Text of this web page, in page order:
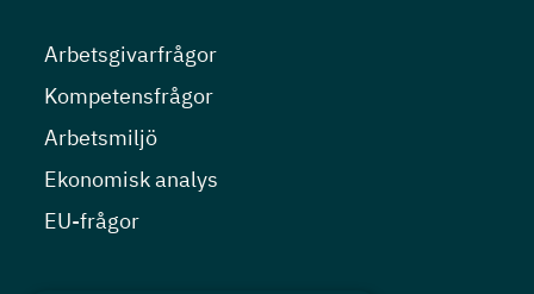
Arbetsgivarfrågor
Kompetensfrågor
Arbetsmiljö
Ekonomisk analys
EU-frågor